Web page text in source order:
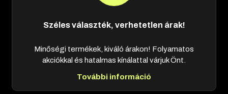
Széles választék, verhetetlen árak!
Minőségi termékek, kiváló árakon! Folyamatos
akciókkal és hatalmas kínálattal várjuk Önt.
További információ